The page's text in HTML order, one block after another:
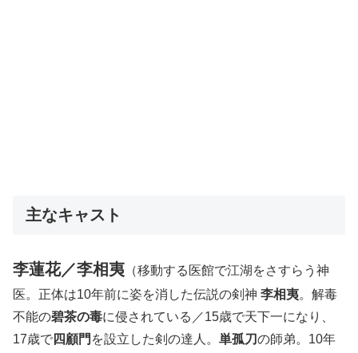
主なキャスト
李蓮花／李相夷 （移動する医館で江湖をさすらう神
医。正体は10年前に姿を消した伝説の剣神 李相夷。解毒
不能の碧茶の毒に侵されている／15歳で天下一になり、
17歳で四顧門 を設立した剣の達人。 単孤刀の師弟。10年